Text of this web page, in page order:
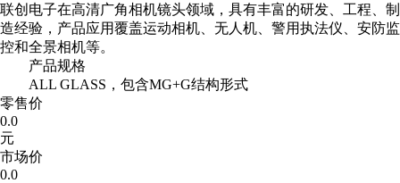
联创电子在高清广角相机镜头领域，具有丰富的研发、工程、制
造经验，产品应用覆盖运动相机、无人机、警用执法仪、安防监
控和全景相机等。
产品规格
ALL GLASS，包含MG+G结构形式
零售价
0.0
元
市场价
0.0